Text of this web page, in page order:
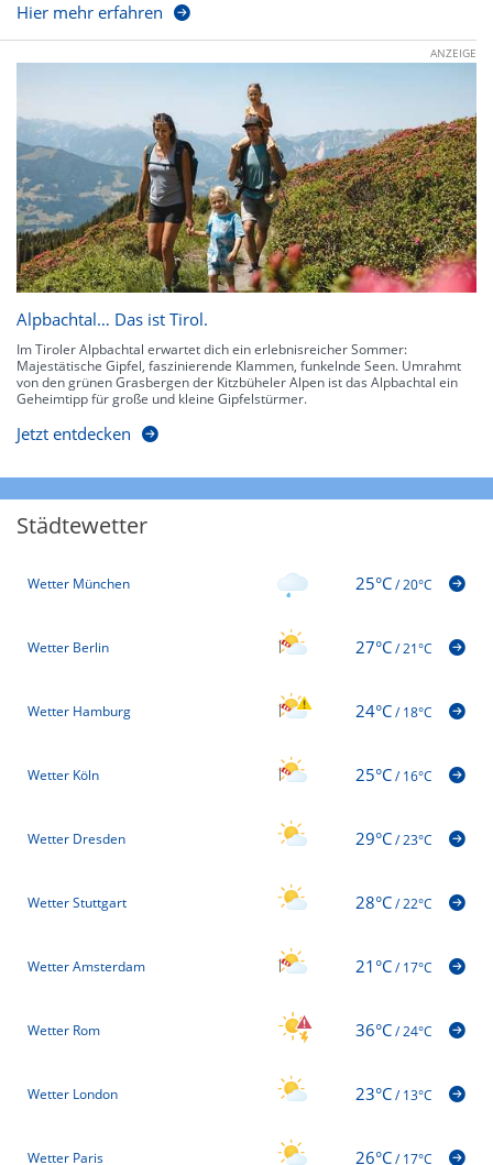
Hier mehr erfahren
ANZEIGE
Alpbachtal… Das ist Tirol.
Im Tiroler Alpbachtal erwartet dich ein erlebnisreicher Sommer:
Majestätische Gipfel, faszinierende Klammen, funkelnde Seen. Umrahmt
von den grünen Grasbergen der Kitzbüheler Alpen ist das Alpbachtal ein
Geheimtipp für große und kleine Gipfelstürmer.
Jetzt entdecken
Städtewetter
Wetter München 25°C/20°C
Wetter Berlin 27°C/21°C
Wetter Hamburg 24°C/18°C
Wetter Köln 25°C/16°C
Wetter Dresden 29°C/23°C
Wetter Stuttgart 28°C/22°C
Wetter Amsterdam 21°C/17°C
Wetter Rom 36°C/24°C
Wetter London 23°C/13°C
Wetter Paris 26°C/17°C